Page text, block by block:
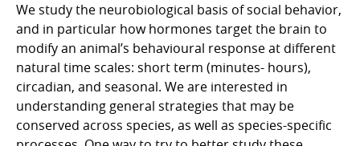
We study the neurobiological basis of social behavior,
and in particular how hormones target the brain to
modify an animal’s behavioural response at different
natural time scales: short term (minutes- hours),
circadian, and seasonal. We are interested in
understanding general strategies that may be
conserved across species, as well as species-specific